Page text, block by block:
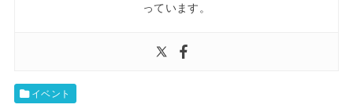
っています。
イベント